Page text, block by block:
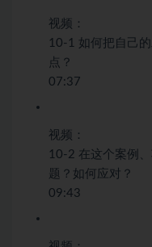
视频：
10-1 如何把自己
点？
07:37
视频：
10-2 在这个案例
题？如何应对？
09:43